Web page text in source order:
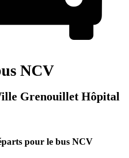
NCV
Grenouillet Hôpital
pour le bus NCV